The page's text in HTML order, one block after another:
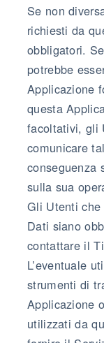
Se non
richiesti da
obbligatori.
potrebbe
Applicazione
questa
facoltativi, gli
comunicare
conseguenza
sulla sua
Gli Utenti che
Dati siano
contattare il
L’eventuale
strumenti di
Applicazione
utilizzati da